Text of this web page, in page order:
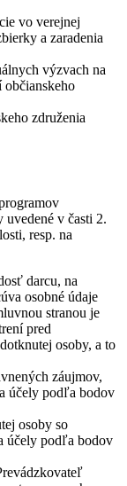
vo verejnej
a zaradenia
výzvach na
združenia
uvedené v časti 2.
resp. na
darcu, na
osobné údaje
stranou je
pred
osoby, a to
záujmov,
účely podľa bodov
osoby so
účely podľa bodov